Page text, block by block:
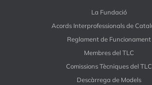
La Fundació
Acords Interprofessionals de
Reglament de Funcionament
Membres del TLC
Comissions Tècniques del TLC
Descàrrega de Models